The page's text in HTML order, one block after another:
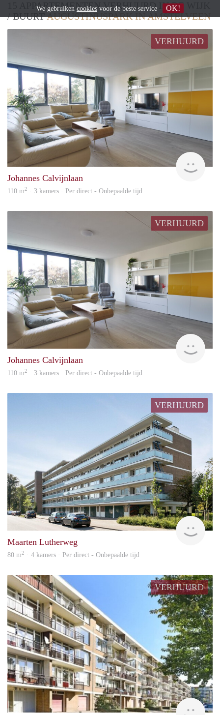
15 APPARTEMENTEN VERHUURD IN DE WIJK
/ BUURTAUGUSTINUSPARK IN AMSTELVEEN
VERHUURD
Johannes Calvijnlaan
110 m2 · 3 kamers · Per direct - Onbepaalde tijd
VERHUURD
Johannes Calvijnlaan
110 m2 · 3 kamers · Per direct - Onbepaalde tijd
VERHUURD
Maarten Lutherweg
80 m2 · 4 kamers · Per direct - Onbepaalde tijd
VERHUURD
We gebruiken cookies voor de beste service OK!